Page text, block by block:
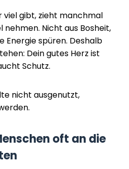
viel gibt, zieht manchmal
nehmen. Nicht aus Bosheit,
Energie spüren. Deshalb
Dein gutes Herz ist
Schutz.
nicht ausgenutzt,
oft an die